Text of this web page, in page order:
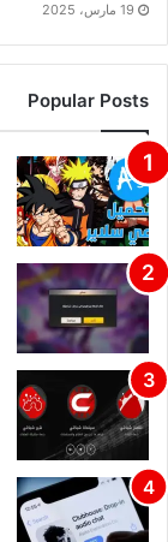
19 مارس، 2025
Popular Posts